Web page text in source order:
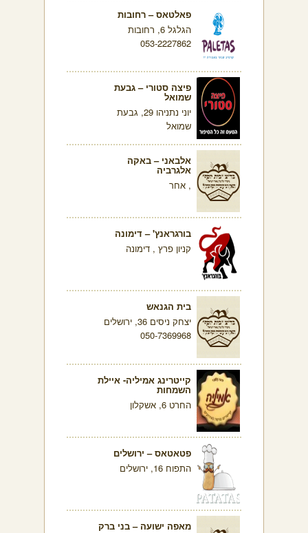
פאלטאס – רחובות
הגלגל 6, רחובות
053-2227862
פיצה סטורי – גבעת
שמואל
יוני נתניהו 29, גבעת
שמואל
אלבאני – באקה
אלגרביה
, אחר
בורגראנץ' – דימונה
קניון פרץ , דימונה
בית הגנאש
יצחק ניסים 36, ירושלים
050-7369968
קייטרינג אמיליה- איילת
השמחות
החרט 6, אשקלון
פטאטאס – ירושלים
התפוח 16, ירושלים
מאפה ישועה – בני ברק